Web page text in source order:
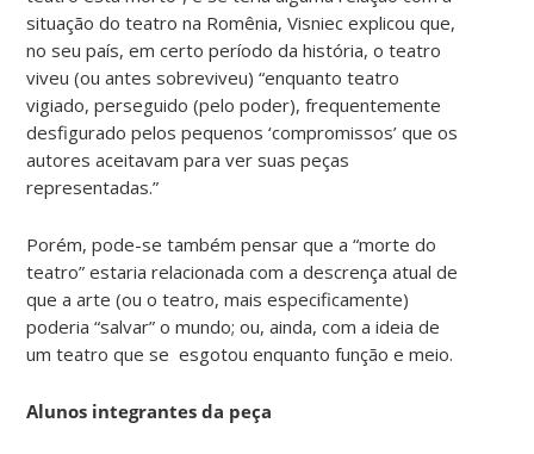
situação do teatro na Romênia, Visniec explicou que,
no seu país, em certo período da história, o teatro
viveu (ou antes sobreviveu) “enquanto teatro
vigiado, perseguido (pelo poder), frequentemente
desfigurado pelos pequenos ‘compromissos’ que os
autores aceitavam para ver suas peças
representadas.”
Porém, pode-se também pensar que a “morte do
teatro” estaria relacionada com a descrença atual de
que a arte (ou o teatro, mais especificamente)
poderia “salvar” o mundo; ou, ainda, com a ideia de
um teatro que se esgotou enquanto função e meio.
Alunos integrantes da peça